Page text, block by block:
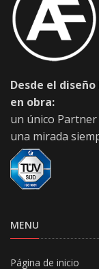
Desde el
en obra:
un único Partner
una mirada
MENU
Página de inicio